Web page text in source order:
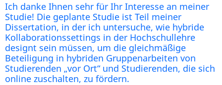
Ich danke Ihnen sehr für Ihr Interesse an meiner
Studie! Die geplante Studie ist Teil meiner
Dissertation, in der ich untersuche, wie hybride
Kollaborationssettings in der Hochschullehre
designt sein müssen, um die gleichmäßige
Beteiligung in hybriden Gruppenarbeiten von
Studierenden „vor Ort“ und Studierenden, die sich
online zuschalten, zu fördern.